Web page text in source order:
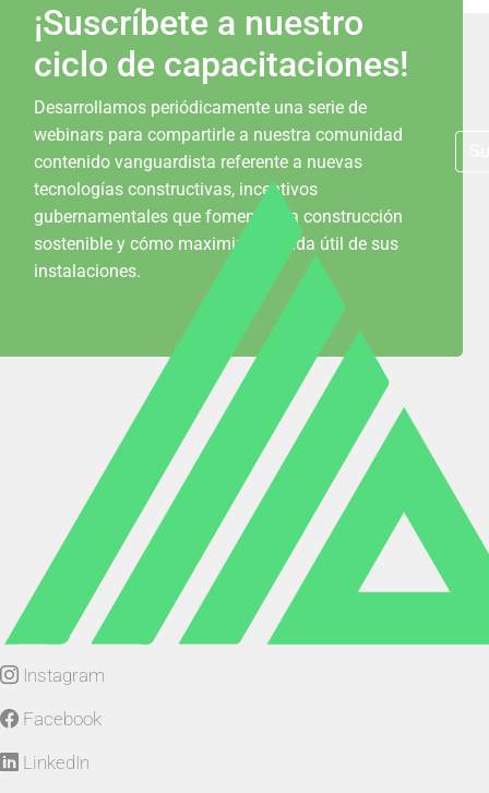
¡Suscríbete a nuestro
ciclo de capacitaciones!
Desarrollamos periódicamente una serie de
webinars para compartirle a nuestra comunidad
contenido vanguardista referente a nuevas
tecnologías constructivas, incentivos
gubernamentales que fomentan la construcción
sostenible y cómo maximizar la vida útil de sus
instalaciones.
Instagram
Facebook
LinkedIn